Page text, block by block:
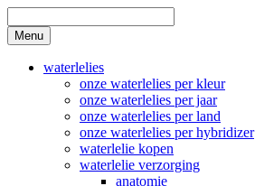
to
content
Search
Menu
waterlelies
onze waterlelies per kleur
onze waterlelies per jaar
onze waterlelies per land
onze waterlelies per hybridizer
waterlelie kopen
waterlelie verzorging
anatomie